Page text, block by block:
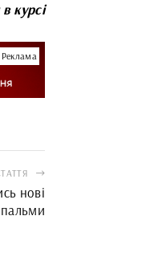
курсі
Реклама
нові
пальми